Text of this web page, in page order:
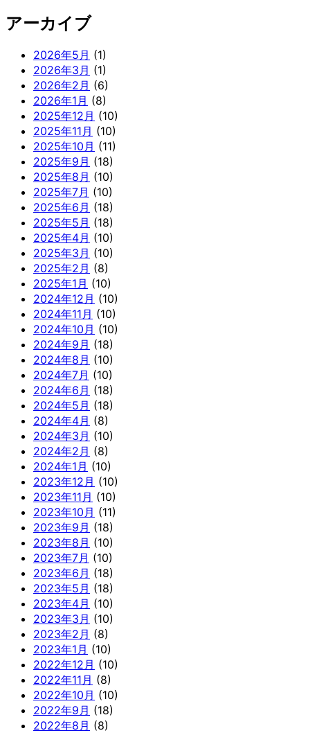
アーカイブ
2026年5月 (1)
2026年3月 (1)
2026年2月 (6)
2026年1月 (8)
2025年12月 (10)
2025年11月 (10)
2025年10月 (11)
2025年9月 (18)
2025年8月 (10)
2025年7月 (10)
2025年6月 (18)
2025年5月 (18)
2025年4月 (10)
2025年3月 (10)
2025年2月 (8)
2025年1月 (10)
2024年12月 (10)
2024年11月 (10)
2024年10月 (10)
2024年9月 (18)
2024年8月 (10)
2024年7月 (10)
2024年6月 (18)
2024年5月 (18)
2024年4月 (8)
2024年3月 (10)
2024年2月 (8)
2024年1月 (10)
2023年12月 (10)
2023年11月 (10)
2023年10月 (11)
2023年9月 (18)
2023年8月 (10)
2023年7月 (10)
2023年6月 (18)
2023年5月 (18)
2023年4月 (10)
2023年3月 (10)
2023年2月 (8)
2023年1月 (10)
2022年12月 (10)
2022年11月 (8)
2022年10月 (10)
2022年9月 (18)
2022年8月 (8)